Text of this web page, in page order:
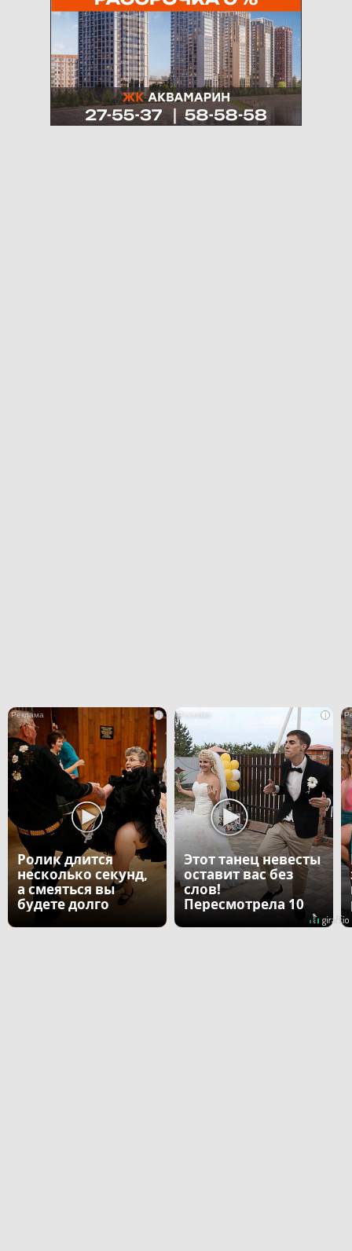
i
Ролик длится
несколько секунд,
а смеяться вы
будете долго
i
Этот танец невесты
оставит вас без
слов!
Пересмотрела 10